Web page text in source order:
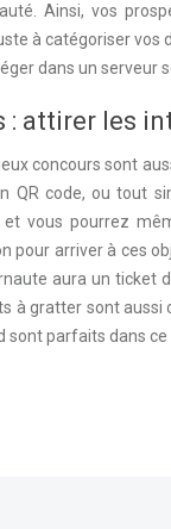
Ainsi, vos
à catégoriser vos
dans un serveur
: attirer les
concours sont
QR code, ou tout
et vous pourrez
pour arriver à ces
aura un ticket
à gratter sont aussi
sont parfaits dans